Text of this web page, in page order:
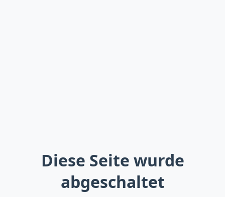
Diese Seite wurde
abgeschaltet